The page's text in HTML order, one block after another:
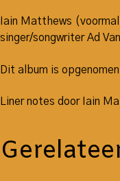
Iain Matthews
singer/songwriter Ad
Dit album is
Liner notes door Iain